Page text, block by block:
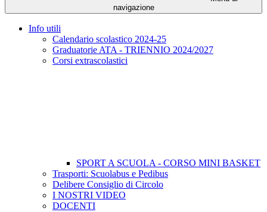
navigazione
Info utili
Calendario scolastico 2024-25
Graduatorie ATA - TRIENNIO 2024/2027
Corsi extrascolastici
SPORT A SCUOLA - CORSO MINI BASKET
Trasporti: Scuolabus e Pedibus
Delibere Consiglio di Circolo
I NOSTRI VIDEO
DOCENTI